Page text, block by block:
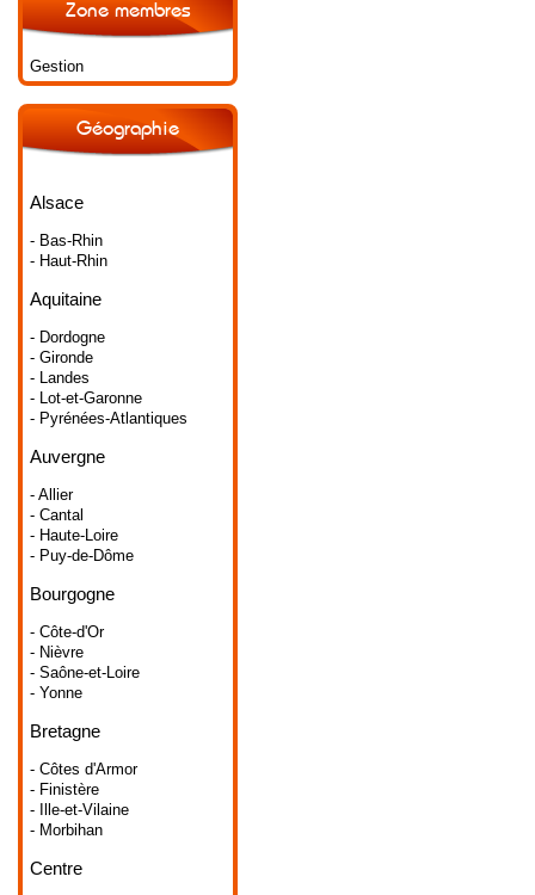
Zone membres
Gestion
Géographie
Alsace
- Bas-Rhin
- Haut-Rhin
Aquitaine
- Dordogne
- Gironde
- Landes
- Lot-et-Garonne
- Pyrénées-Atlantiques
Auvergne
- Allier
- Cantal
- Haute-Loire
- Puy-de-Dôme
Bourgogne
- Côte-d'Or
- Nièvre
- Saône-et-Loire
- Yonne
Bretagne
- Côtes d'Armor
- Finistère
- Ille-et-Vilaine
- Morbihan
Centre